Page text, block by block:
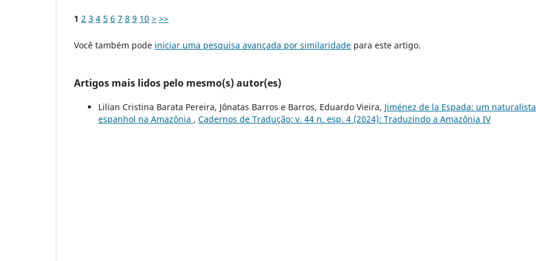
1 2 3 4 5 6 7 8 9 10 > >>
Você também pode iniciar uma pesquisa avançada por similaridade para este artigo.
Artigos mais lidos pelo mesmo(s) autor(es)
Lilian Cristina Barata Pereira, Jônatas Barros e Barros, Eduardo Vieira, Jiménez de la Espada: um naturalista
espanhol na Amazônia , Cadernos de Tradução: v. 44 n. esp. 4 (2024): Traduzindo a Amazônia IV